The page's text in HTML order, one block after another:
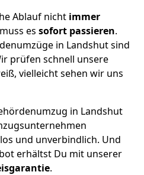
Ablauf nicht immer
es sofort passieren.
in Landshut sind
prüfen schnell unsere
vielleicht sehen wir uns
in Landshut
und unverbindlich. Und
erhältst Du mit unserer
.